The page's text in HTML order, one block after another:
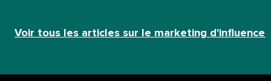
Voir tous les articles sur le marketing d'influence​​